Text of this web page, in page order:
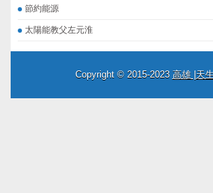
節約能源
太陽能教父左元淮
Copyright © 2015-2023 高雄 |天